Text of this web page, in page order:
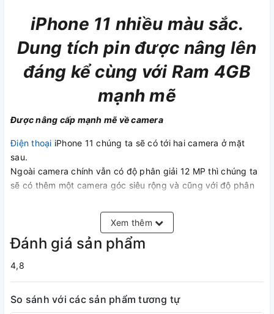
iPhone 11 nhiều màu sắc.
Dung tích pin được nâng lên
đáng kể cùng với Ram 4GB
mạnh mẽ
Được nâng cấp mạnh mẽ về camera
Điện thoại iPhone 11 chúng ta sẽ có tới hai camera ở mặt
sau.
Ngoài camera chính vẫn có độ phân giải 12 MP thì chúng ta
sẽ có thêm một camera góc siêu rộng và cũng với độ phân
Bên cạnh đó với iPhone 11 thì đây sẽ là lần đầu tiên Apple
trang bị khả năng chụp đêm lên chiếc iPhone của mình.
Xem thêm
Đánh giá sản phẩm
4,8
So sánh với các sản phẩm tương tự